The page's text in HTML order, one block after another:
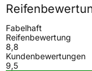
Fabelhaft
Reifenbewertung
8,8
Kundenbewertungen
9,5